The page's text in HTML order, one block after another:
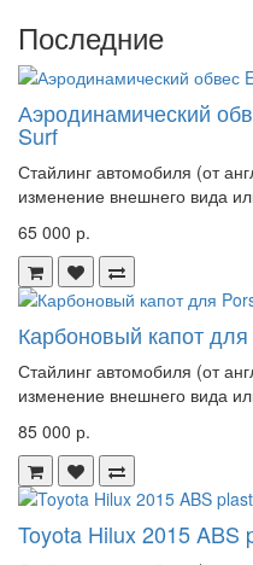
Последние
Аэродинамический
Surf
Стайлинг автомобиля (от
изменение внешнего вида
65 000 р.
Карбоновый капот
Стайлинг автомобиля (от
изменение внешнего вида
85 000 р.
Toyota Hilux 2015 ABS